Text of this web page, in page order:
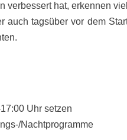
verbessert hat, erkennen
auch tagsüber vor dem
Uhr setzen
Nachtprogramme